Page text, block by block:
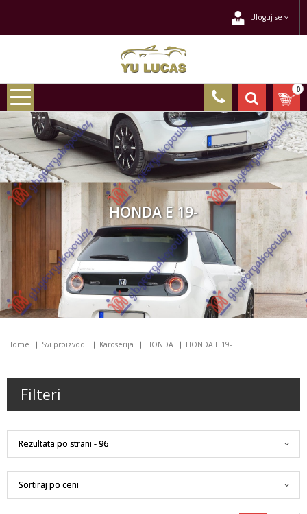
Uloguj se
0
HONDA E 19-
Home Svi proizvodi Karoserija HONDA HONDA E 19-
Filteri